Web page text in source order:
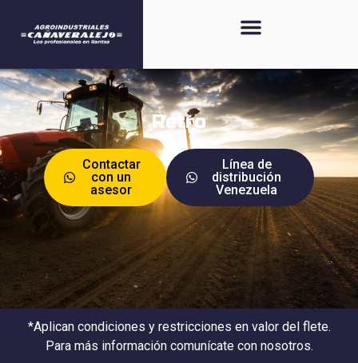
Retro
Contactar
con un
asesor
Línea de
distribución
Venezuela
*Aplican condiciones y restricciones en valor del flete.
Para más información comunícate con nosotros.